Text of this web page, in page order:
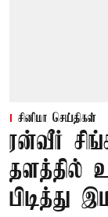
சினிமா செய்திகள்
ரன்வீர்
தளத்தில்
பிடித்து